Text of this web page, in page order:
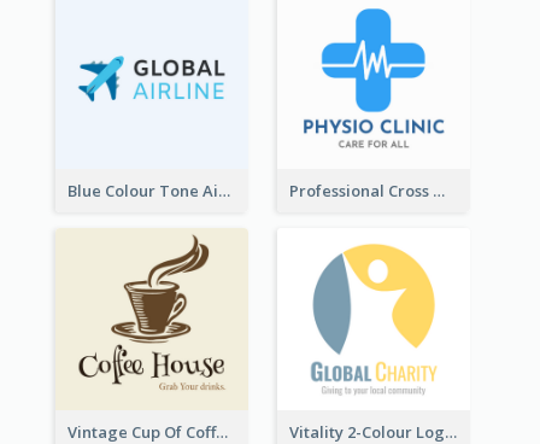
Blue Colour Tone Airplane Logo Professional Cross With ECG Logo For Clinic
Vintage Cup Of Coffee Logo Vitality 2-Colour Logo Of Charity